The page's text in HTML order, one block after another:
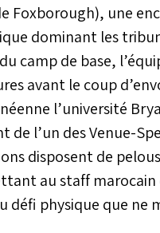
une
dominant les
camp de base,
avant le coup
l’université
de l’un des Venue-
disposent de
au staff marocain
défi physique que ne